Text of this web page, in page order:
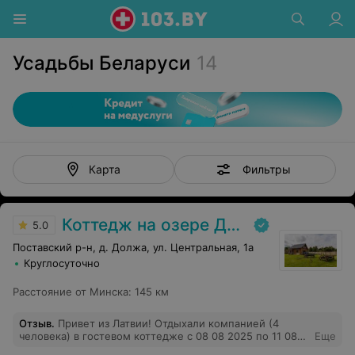
Усадьбы Беларуси 14
Карта Фильтры
5.0 Коттедж на озере Должа
Поставский р-н, д. Должа, ул. Центральная, 1а
Круглосуточно
Расстояние от Минска: 145 км
Отзыв. Привет из Латвии! Отдыхали компанией (4
человека) в гостевом коттедже с 08 08 2025 по 11 08
Еще